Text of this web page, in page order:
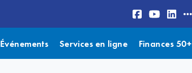
Événements Services en ligne Finances 50+